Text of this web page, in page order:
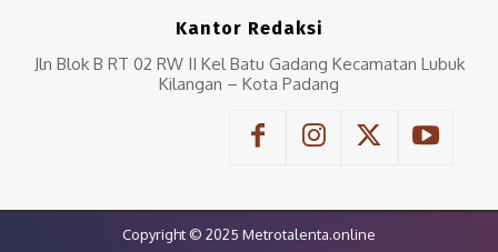
Kantor Redaksi
Jln Blok B RT 02 RW II Kel Batu Gadang Kecamatan Lubuk
Kilangan – Kota Padang
Copyright © 2025 Metrotalenta.online